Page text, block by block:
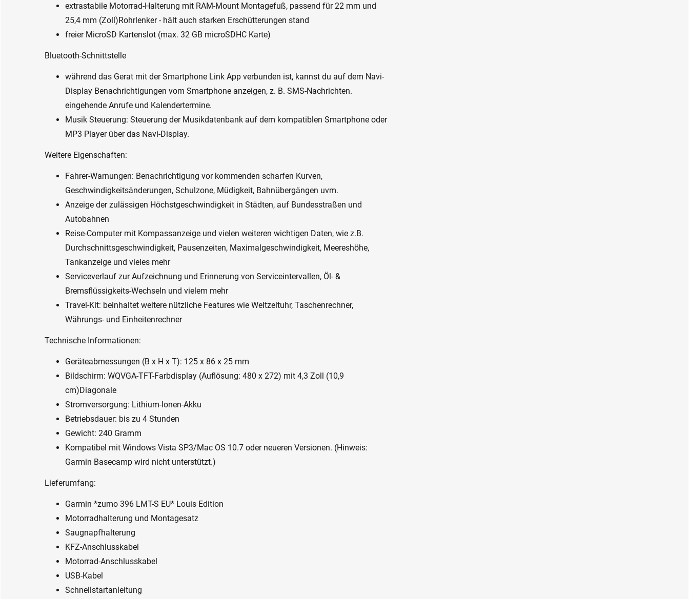
extrastabile Motorrad-Halterung mit RAM-Mount Montagefuß, passend für 22 mm und
25,4 mm (Zoll)Rohrlenker - hält auch starken Erschütterungen stand
freier MicroSD Kartenslot (max. 32 GB microSDHC Karte)
Bluetooth-Schnittstelle
während das Gerat mit der Smartphone Link App verbunden ist, kannst du auf dem Navi-
Display Benachrichtigungen vom Smartphone anzeigen, z. B. SMS-Nachrichten.
eingehende Anrufe und Kalendertermine.
Musik Steuerung: Steuerung der Musikdatenbank auf dem kompatiblen Smartphone oder
MP3 Player über das Navi-Display.
Weitere Eigenschaften:
Fahrer-Warnungen: Benachrichtigung vor kommenden scharfen Kurven,
Geschwindigkeitsänderungen, Schulzone, Müdigkeit, Bahnübergängen uvm.
Anzeige der zulässigen Höchstgeschwindigkeit in Städten, auf Bundesstraßen und
Autobahnen
Reise-Computer mit Kompassanzeige und vielen weiteren wichtigen Daten, wie z.B.
Durchschnittsgeschwindigkeit, Pausenzeiten, Maximalgeschwindigkeit, Meereshöhe,
Tankanzeige und vieles mehr
Serviceverlauf zur Aufzeichnung und Erinnerung von Serviceintervallen, Öl- &
Bremsflüssigkeits-Wechseln und vielem mehr
Travel-Kit: beinhaltet weitere nützliche Features wie Weltzeituhr, Taschenrechner,
Währungs- und Einheitenrechner
Technische Informationen:
Geräteabmessungen (B x H x T): 125 x 86 x 25 mm
Bildschirm: WQVGA-TFT-Farbdisplay (Auflösung: 480 x 272) mit 4,3 Zoll (10,9
cm)Diagonale
Stromversorgung: Lithium-Ionen-Akku
Betriebsdauer: bis zu 4 Stunden
Gewicht: 240 Gramm
Kompatibel mit Windows Vista SP3/Mac OS 10.7 oder neueren Versionen. (Hinweis:
Garmin Basecamp wird nicht unterstützt.)
Lieferumfang:
Garmin *zumo 396 LMT-S EU* Louis Edition
Motorradhalterung und Montagesatz
Saugnapfhalterung
KFZ-Anschlusskabel
Motorrad-Anschlusskabel
USB-Kabel
Schnellstartanleitung